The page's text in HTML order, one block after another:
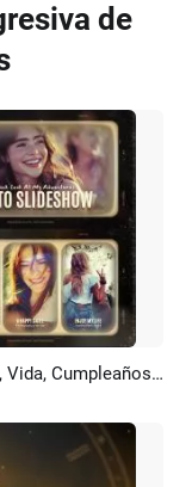
de
IA Cuenta Regresiva Vintage, Introducción, Vida, Cumpleaños, Familia, Viajes, Boda, Amor, Collage De Fotos, Presentación De Diapositivas